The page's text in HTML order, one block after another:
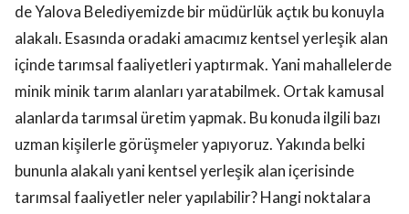
de Yalova Belediyemizde bir müdürlük açtık bu konuyla
alakalı. Esasında oradaki amacımız kentsel yerleşik alan
içinde tarımsal faaliyetleri yaptırmak. Yani mahallelerde
minik minik tarım alanları yaratabilmek. Ortak kamusal
alanlarda tarımsal üretim yapmak. Bu konuda ilgili bazı
uzman kişilerle görüşmeler yapıyoruz. Yakında belki
bununla alakalı yani kentsel yerleşik alan içerisinde
tarımsal faaliyetler neler yapılabilir? Hangi noktalara